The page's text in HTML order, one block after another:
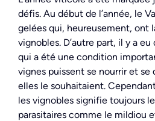
défis. Au début de l’année, le
gelées qui, heureusement, ont
vignobles. D’autre part, il y a
qui a été une condition
vignes puissent se nourrir et
elles le souhaitaient.
les vignobles signifie toujours
parasitaires comme le mildiou